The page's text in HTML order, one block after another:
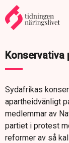
Konservativa
Sydafrikas
apartheidvänligt
medlemmar av
partiet i protest
reformer av så